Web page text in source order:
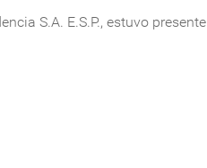
S.A. E.S.P., estuvo presente